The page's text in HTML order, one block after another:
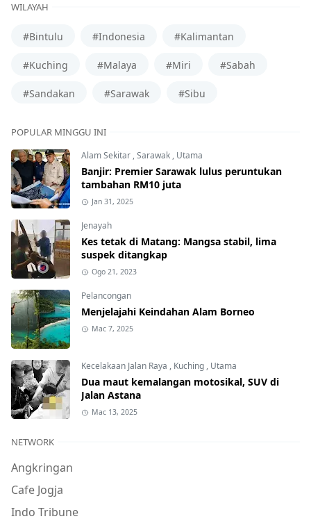
WILAYAH
#Bintulu #Indonesia #Kalimantan
#Kuching #Malaya #Miri #Sabah
#Sandakan #Sarawak #Sibu
POPULAR MINGGU INI
Alam Sekitar,Sarawak, Utama
Banjir: Premier Sarawak lulus peruntukan
tambahan RM10 juta
Jan 31, 2025
Jenayah
Kes tetak di Matang: Mangsa stabil, lima
suspek ditangkap
Ogo 21, 2023
Pelancongan
Menjelajahi Keindahan Alam Borneo
Mac 7, 2025
Kecelakaan Jalan Raya , Kuching, Utama
Dua maut kemalangan motosikal, SUV di
Jalan Astana
Mac 13, 2025
NETWORK
Angkringan
Cafe Jogja
Indo Tribune